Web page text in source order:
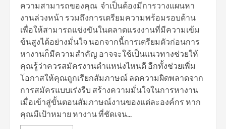
ความสามารถของคุณ จำเป็นต้องมีการวางแผนหา
งานล่วงหน้า รวมถึงการเตรียมความพร้อมรอบด้าน
เพื่อให้สามารถแข่งขันในตลาดแรงงานที่มีความเข้ม
ข้นสูงได้อย่างมั่นใจ นอกจากนี้การเตรียมตัวก่อนการ
หางานก็มีความสำคัญ อาจจะใช้เป็นแนวทางช่วยให้
คุณรู้ว่าควรสมัครงานตำแหน่งไหนดี อีกทั้งช่วยเพิ่ม
โอกาสให้คุณถูกเรียกสัมภาษณ์ ลดความผิดพลาดจาก
การสมัครแบบเร่งรีบ สร้างความมั่นใจในการหางาน
เมื่อเข้าสู่ขั้นตอนสัมภาษณ์งานของแต่ละองค์กร หาก
คุณมีเป้าหมาย หางาน ที่ชัดเจน...